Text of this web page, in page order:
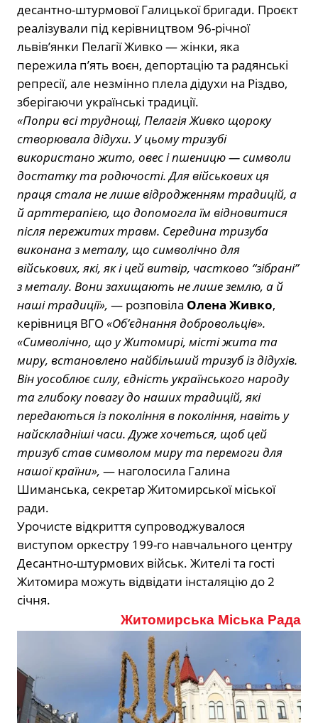
десантно-штурмової Галицької бригади. Проєкт
реалізували під керівництвом 96-річної
львів’янки Пелагії Живко — жінки, яка
пережила п’ять воєн, депортацію та радянські
репресії, але незмінно плела дідухи на Різдво,
зберігаючи українські традиції.
«Попри всі труднощі, Пелагія Живко щороку
створювала дідухи. У цьому тризубі
використано жито, овес і пшеницю — символи
достатку та родючості. Для військових ця
праця стала не лише відродженням традицій, а
й арттерапією, що допомогла їм відновитися
після пережитих травм. Середина тризуба
виконана з металу, що символічно для
військових, які, як і цей витвір, частково “зібрані”
з металу. Вони захищають не лише землю, а й
наші традиції», — розповіла Олена Живко,
керівниця ВГО«Об’єднання добровольців».
«Символічно, що у Житомирі, місті жита та
миру, встановлено найбільший тризуб із дідухів.
Він уособлює силу, єдність українського народу
та глибоку повагу до наших традицій, які
передаються із покоління в покоління, навіть у
найскладніші часи. Дуже хочеться, щоб цей
тризуб став символом миру та перемоги для
нашої країни», — наголосила Галина
Шиманська, секретар Житомирської міської
ради.
Урочисте відкриття супроводжувалося
виступом оркестру 199-го навчального центру
Десантно-штурмових військ. Жителі та гості
Житомира можуть відвідати інсталяцію до 2
січня.
Житомирська Міська Рада